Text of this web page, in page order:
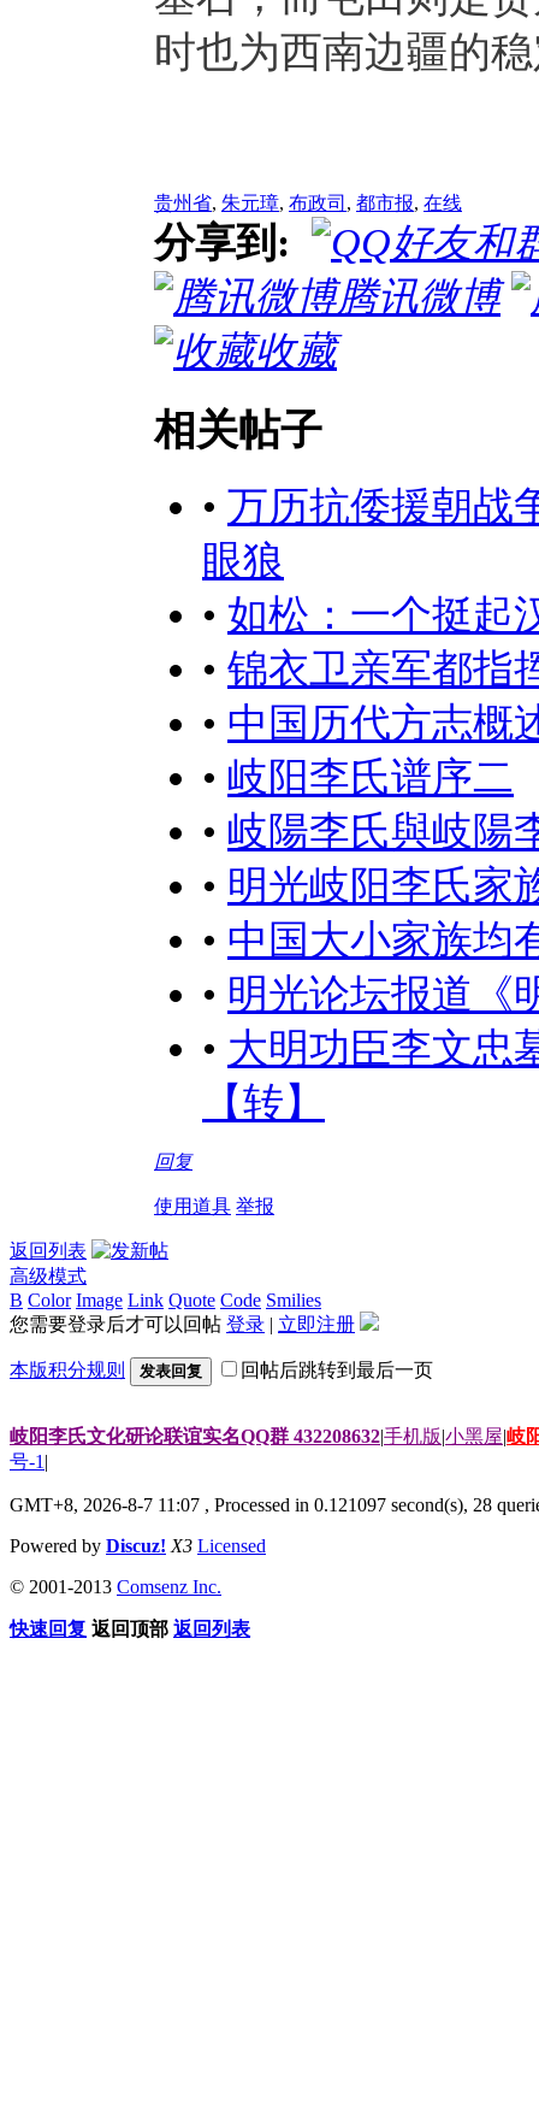
时也为西南边疆的
贵州省, 朱元璋, 布政司 , 都市报, 在线
分享到:
腾讯微博
收藏
相关帖子
• 万历抗倭援朝战
眼狼
• 如松：一个挺起
• 锦衣卫亲军都指
• 中国历代方志概
• 岐阳李氏谱序二
• 岐陽李氏與岐陽
• 明光岐阳李氏家
• 中国大小家族均
• 明光论坛报道《
• 大明功臣李文忠
【转】
回复
使用道具 举报
返回列表
高级模式
B Color Image Link Quote Code Smilies
您需要登录后才可以回帖 登录 | 立即注册
本版积分规则 发表回复 回帖后跳转到最后一页
岐阳李氏文化研论联谊实名QQ群 432208632|手机版|小黑屋|岐
号-1 |
GMT+8, 2026-8-7 11:07 , Processed in 0.121097 second(s), 28
Powered by Discuz! X3 Licensed
© 2001-2013 Comsenz Inc.
快速回复 返回顶部 返回列表